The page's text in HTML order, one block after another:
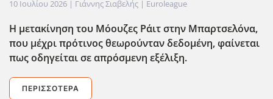
10 Ιουλίου 2026 | Γιάννης Σιαβελής | Euroleague
Η μετακίνηση του Μόουζες Ράιτ στην Μπαρτσελόνα,
που μέχρι πρότινος θεωρούνταν δεδομένη, φαίνεται
πως οδηγείται σε απρόσμενη εξέλιξη.
ΠΕΡΙΣΣΌΤΕΡΑ